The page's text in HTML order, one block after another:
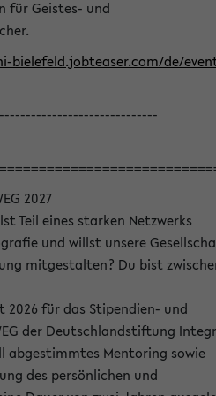
für Geistes- und
bielefeld.jobteaser.com/de/
2027
Teil eines starken Netzwerks
und willst unsere
mitgestalten? Du bist
2026 für das Stipendien- und
der Deutschlandstiftung
abgestimmtes Mentoring sowie
des persönlichen und